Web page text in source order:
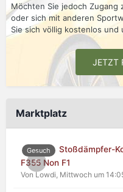
Möchten Sie jedoch
oder sich mit anderen
Sie sich völlig kostenlos und
JETZT
Marktplatz
0
Gesuch
Stoßdämpfer-
F355 Non F1
Von Lowdi, Mittwoch um